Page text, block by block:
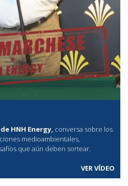
HNH Energy, conversa sobre los
medioambientales,
que aún deben sortear.
VER VÍDEO